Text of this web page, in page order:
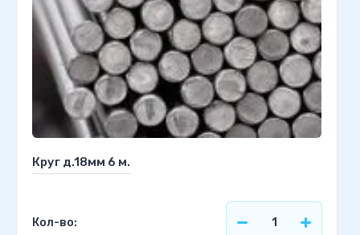
Круг д.18мм 6 м.
Кол-во: